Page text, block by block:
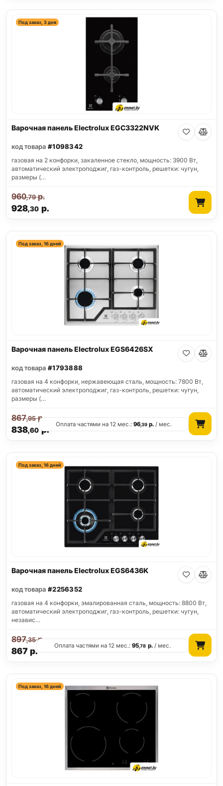
Под заказ, 3 дня
Варочная панель Electrolux EGC3322NVK
код товара #1098342
газовая на 2 конфорки, закаленное стекло, мощность: 3900 Вт,
автоматический электроподжиг, газ-контроль, решетки: чугун,
размеры (…
928,30р.
960,79р.
Под заказ, 16 дней
Варочная панель Electrolux EGS6426SX
код товара #1793888
газовая на 4 конфорки, нержавеющая сталь, мощность: 7800 Вт,
автоматический электроподжиг, газ-контроль, решетки: чугун,
размеры (…
838,60р.
867,95р.
Оплата частями на 12 мес.:96,39 р. / мес.
Под заказ, 16 дней
Варочная панель Electrolux EGS6436K
код товара #2256352
газовая на 4 конфорки, эмалированная сталь, мощность: 8800 Вт,
автоматический электроподжиг, газ-контроль, решетки: чугун,
независ…
867 р.
897,35р.
Оплата частями на 12 мес.:95,78 р./ мес.
Под заказ, 16 дней